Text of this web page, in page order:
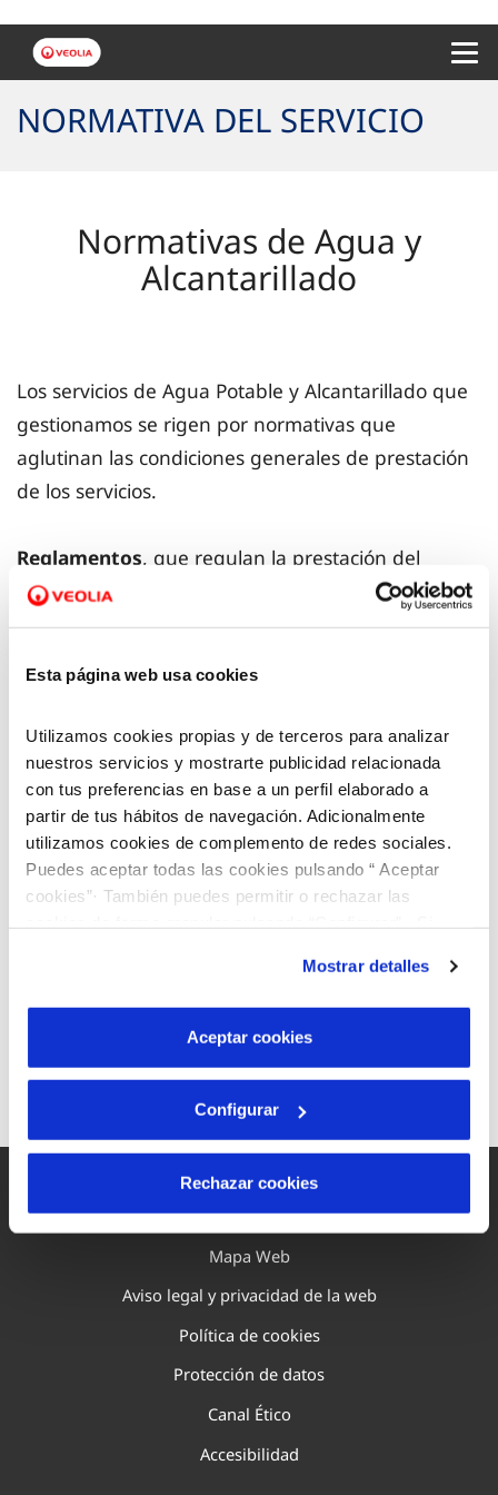
Esta página web usa cookies
Utilizamos cookies propias y de terceros para analizar
nuestros servicios y mostrarte publicidad relacionada
con tus preferencias en base a un perfil elaborado a
partir de tus hábitos de navegación. Adicionalmente
utilizamos cookies de complemento de redes sociales.
Puedes aceptar todas las cookies pulsando “ Aceptar
cookies”· También puedes permitir o rechazar las
instalación de todas las cookies salvo las necesarias que
son indispensables para que el sitio web funcione y que
por tanto no se pueden desactivar. Puedes consultar
Mostrar detalles
Aceptar cookies
Configurar
Rechazar cookies
NORMATIVA DEL SERVICIO
Normativas de Agua y
Alcantarillado
Los servicios de Agua Potable y Alcantarillado que
gestionamos se rigen por normativas que
aglutinan las condiciones generales de prestación
de los servicios.
Reglamentos, que regulan la prestación del
servicio público de abastecimiento de agua y el
uso de la red de alcantarillado y las condiciones de
Ordenanzas
, que establecen los conceptos y
precios a facturar en cada municipio a los usuarios
de los servicios. El Ayuntamiento es el órgano
responsable de aprobar las tarifas y la Comisión de
Precios de la provincia es el organismo encargado
de autorizarlas.
Selecciona tu municipio para acceder a la
Mapa Web
Aviso legal y privacidad de la web
Política de cookies
Protección de datos
Canal Ético
Accesibilidad